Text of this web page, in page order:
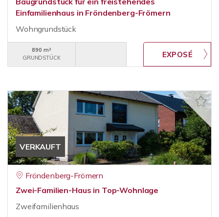
Einfamilienhaus in Fröndenberg-Frömern
Wohngrundstück
890 m²
GRUNDSTÜCK
VERKAUFT
Fröndenberg-Frömern
Zwei-Familien-Haus in Top-Wohnlage
Zweifamilienhaus